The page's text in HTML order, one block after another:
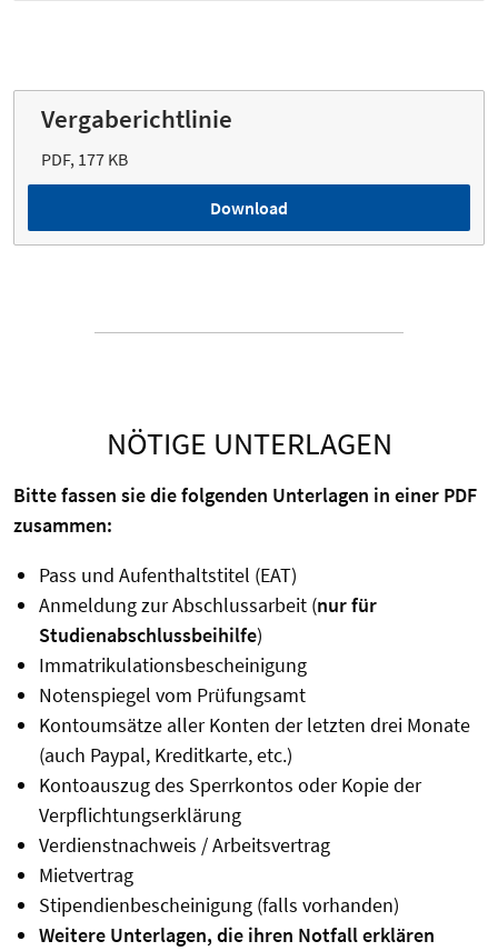
Vergaberichtlinie
PDF, 177 KB
Download
NÖTIGE UNTERLAGEN
Bitte fassen sie die folgenden Unterlagen in einer PDF
zusammen:
Pass und Aufenthaltstitel (EAT)
Anmeldung zur Abschlussarbeit (nur für
Studienabschlussbeihilfe)
Immatrikulationsbescheinigung
Notenspiegel vom Prüfungsamt
Kontoumsätze aller Konten der letzten drei Monate
(auch Paypal, Kreditkarte, etc.)
Kontoauszug des Sperrkontos oder Kopie der
Verpflichtungserklärung
Verdienstnachweis / Arbeitsvertrag
Mietvertrag
Stipendienbescheinigung (falls vorhanden)
Weitere Unterlagen, die ihren Notfall erklären